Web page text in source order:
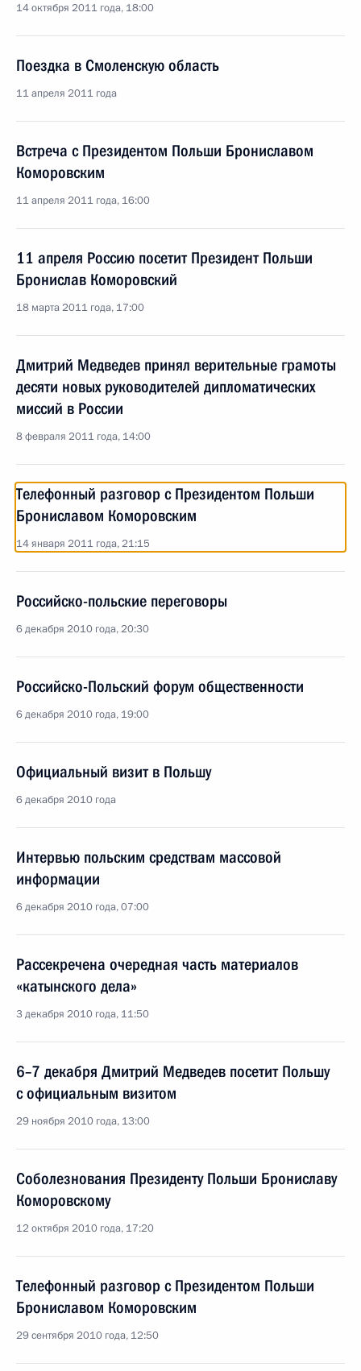
14 октября 2011 года, 18:00
Поездка в Смоленскую область
11 апреля 2011 года
Встреча с Президентом Польши Брониславом
Коморовским
11 апреля 2011 года, 16:00
11 апреля Россию посетит Президент Польши
Бронислав Коморовский
18 марта 2011 года, 17:00
Дмитрий Медведев принял верительные грамоты
десяти новых руководителей дипломатических
миссий в России
8 февраля 2011 года, 14:00
Телефонный разговор с Президентом Польши
Брониславом Коморовским
14 января 2011 года, 21:15
Российско-польские переговоры
6 декабря 2010 года, 20:30
Российско-Польский форум общественности
6 декабря 2010 года, 19:00
Официальный визит в Польшу
6 декабря 2010 года
Интервью польским средствам массовой
информации
6 декабря 2010 года, 07:00
Рассекречена очередная часть материалов
«катынского дела»
3 декабря 2010 года, 11:50
6–7 декабря Дмитрий Медведев посетит Польшу
с официальным визитом
29 ноября 2010 года, 13:00
Соболезнования Президенту Польши Брониславу
Коморовскому
12 октября 2010 года, 17:20
Телефонный разговор с Президентом Польши
Брониславом Коморовским
29 сентября 2010 года, 12:50